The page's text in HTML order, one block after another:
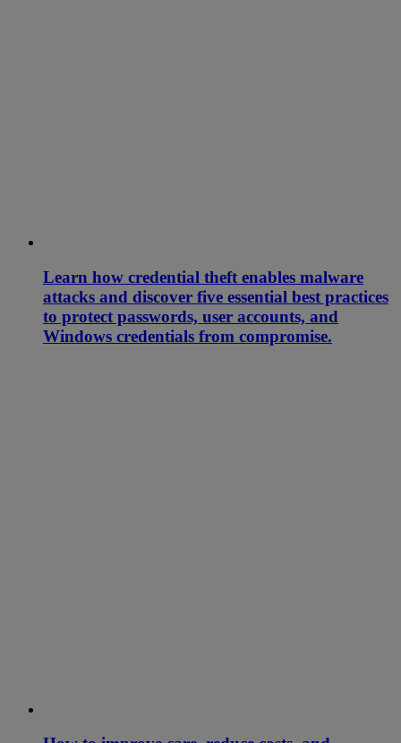
Learn how credential theft enables malware
attacks and discover five essential best practices
to protect passwords, user accounts, and
Windows credentials from compromise.